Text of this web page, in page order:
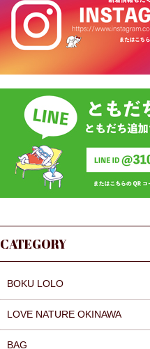
CATEGORY
BOKU LOLO
LOVE NATURE OKINAWA
BAG